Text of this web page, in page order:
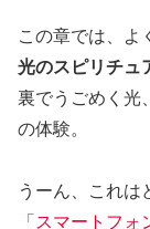
この章では、よ
光のスピリチュ
裏でうごめく光
の体験。
うーん、これ
「スマートフォ